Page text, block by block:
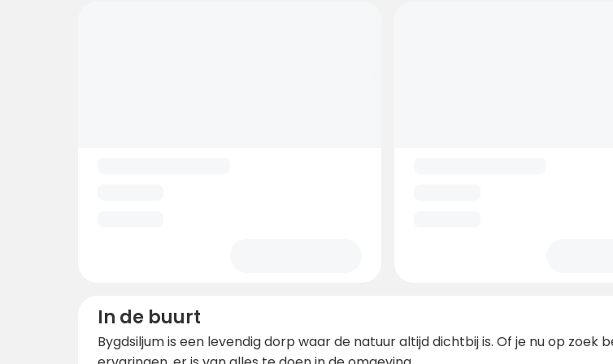
In de buurt
Bygdsiljum is een levendig dorp waar de natuur altijd dichtbij is. Of je nu op